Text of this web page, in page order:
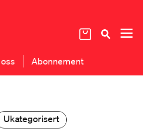
Abonnement
Ukategorisert